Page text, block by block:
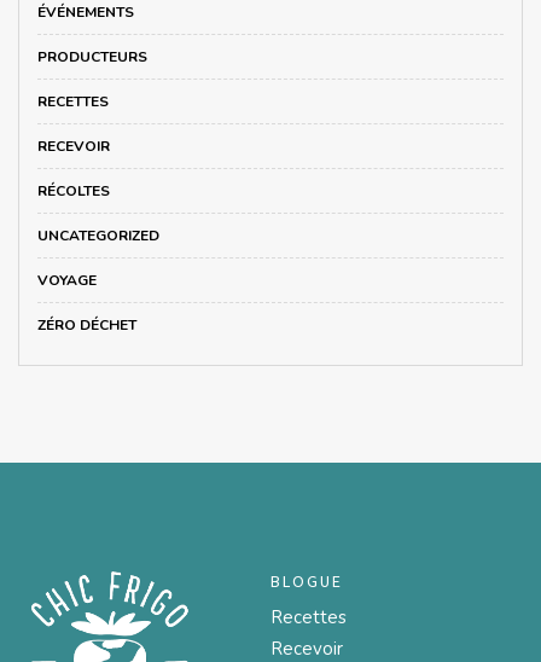
ÉVÉNEMENTS
PRODUCTEURS
RECETTES
RECEVOIR
RÉCOLTES
UNCATEGORIZED
VOYAGE
ZÉRO DÉCHET
BLOGUE
Recettes
Recevoir